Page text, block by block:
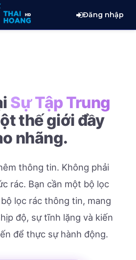
Đăng nhập
Sự Tập Trung
thế giới đầy
nhãng.
thông tin. Không phải
rác. Bạn cần một bộ lọc
lọc rác thông tin, mang
độ, sự tĩnh lặng và kiến
để thực sự hành động.